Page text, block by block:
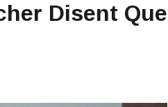
Disent Que